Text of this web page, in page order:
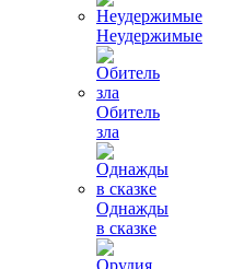
Неудержимые
Обитель
зла
Однажды
в сказке